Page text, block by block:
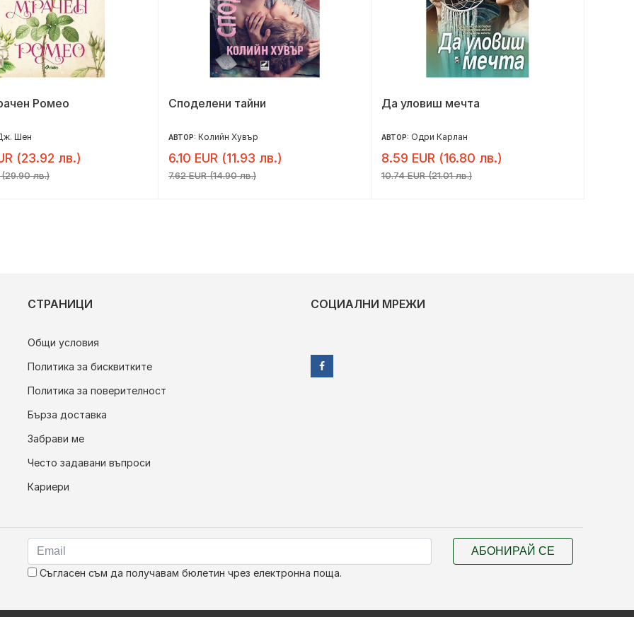
Ромео
Шен
(23.92 лв.)
(29.90 лв.)
Споделени тайни
АВТОР: Колийн Хувър
6.10 EUR (11.93 лв.)
7.62 EUR (14.90 лв.)
Да уловиш мечта
АВТОР: Одри Карлан
8.59 EUR (16.80 лв.)
10.74 EUR (21.01 лв.)
СТРАНИЦИ
Общи условия
Политика за бисквитките
Политика за поверителност
Бърза доставка
Забрави ме
Често задавани въпроси
Кариери
СОЦИАЛНИ МРЕЖИ
Съгласен съм да получавам бюлетин чрез електронна поща.
АБОНИРАЙ СЕ